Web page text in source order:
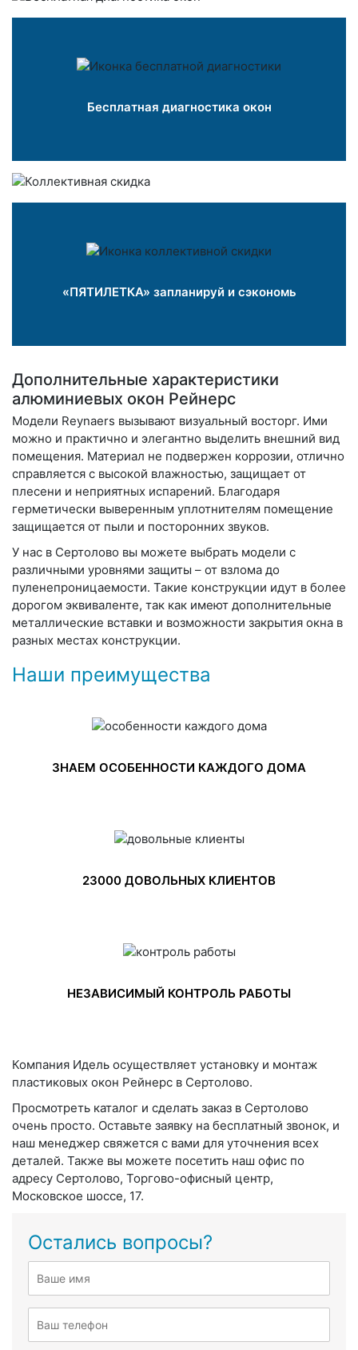
Бесплатная диагностика окон
«ПЯТИЛЕТКА» запланируй и сэкономь
Дополнительные характеристики
алюминиевых окон Рейнерс
Модели Reynaers вызывают визуальный восторг. Ими
можно и практично и элегантно выделить внешний вид
помещения. Материал не подвержен коррозии, отлично
справляется с высокой влажностью, защищает от
плесени и неприятных испарений. Благодаря
герметически выверенным уплотнителям помещение
защищается от пыли и посторонних звуков.
У нас в Сертолово вы можете выбрать модели с
различными уровнями защиты – от взлома до
пуленепроницаемости. Такие конструкции идут в более
дорогом эквиваленте, так как имеют дополнительные
металлические вставки и возможности закрытия окна в
разных местах конструкции.
Наши преимущества
ЗНАЕМ ОСОБЕННОСТИ КАЖДОГО ДОМА
23000 ДОВОЛЬНЫХ КЛИЕНТОВ
НЕЗАВИСИМЫЙ КОНТРОЛЬ РАБОТЫ
Компания Идель осуществляет установку и монтаж
пластиковых окон Рейнерс в Сертолово.
Просмотреть каталог и сделать заказ в Сертолово
очень просто. Оставьте заявку на бесплатный звонок, и
наш менеджер свяжется с вами для уточнения всех
деталей. Также вы можете посетить наш офис по
адресу Сертолово, Торгово-офисный центр,
Московское шоссе, 17.
Остались вопросы?